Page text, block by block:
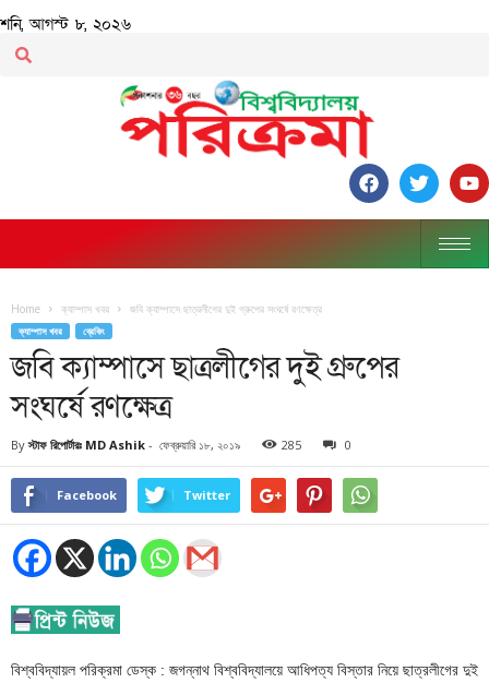
শনি, আগস্ট ৮, ২০২৬
Home ক্যাম্পাস খবর জবি ক্যাম্পাসে ছাত্রলীগের দুই গ্রুপের সংঘর্ষে রণক্ষেত্র
ক্যাম্পাস খবর ব্রেকিং
জবি ক্যাম্পাসে ছাত্রলীগের দুই গ্রুপের
সংঘর্ষে রণক্ষেত্র
By স্টাফ রিপোর্টারঃ MD Ashik - ফেব্রুয়ারি ১৮, ২০১৯ 285 0
Facebook Twitter
বিশ্ববিদ্যায়ল পরিক্রমা ডেস্ক : জগন্নাথ বিশ্ববিদ্যালয়ে আধিপত্য বিস্তার নিয়ে ছাত্রলীগের দুই